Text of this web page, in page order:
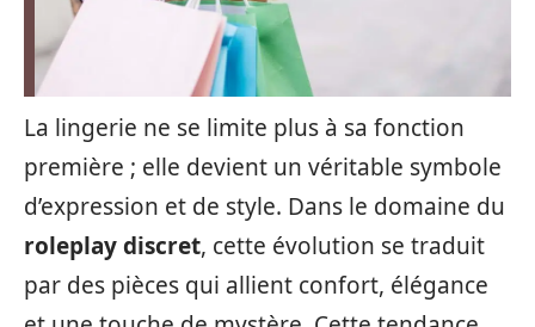
La lingerie ne se limite plus à sa fonction
première ; elle devient un véritable symbole
d’expression et de style. Dans le domaine du
roleplay discret, cette évolution se traduit
par des pièces qui allient confort, élégance